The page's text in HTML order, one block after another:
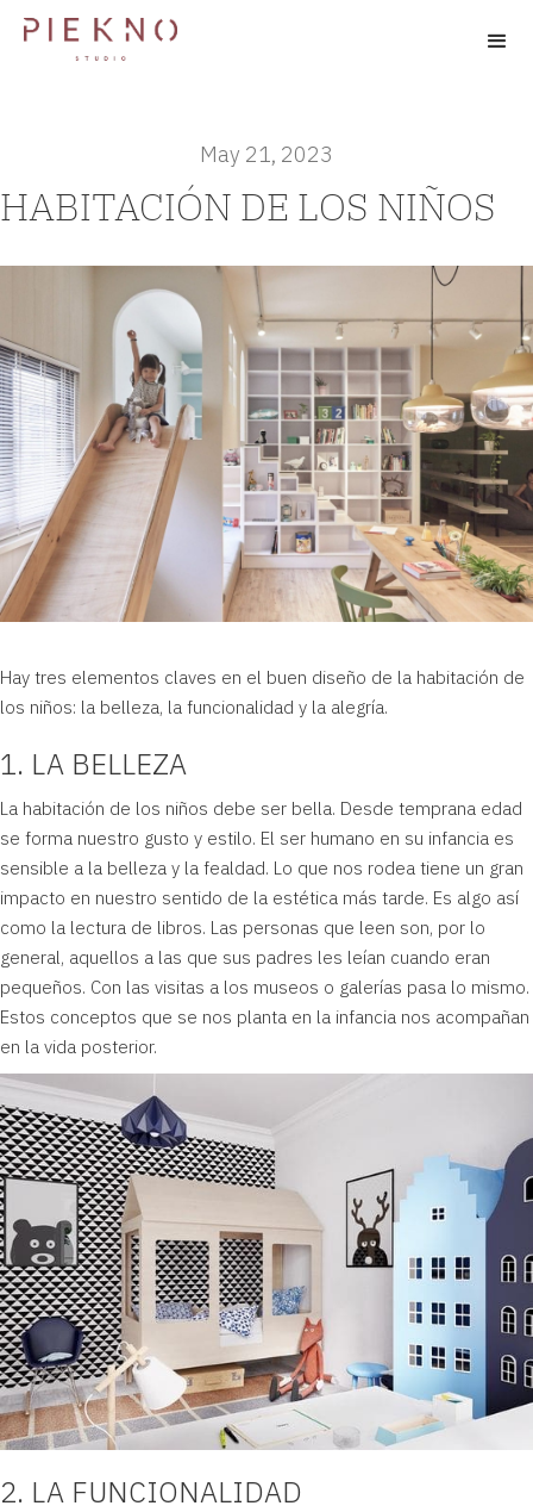
May 21, 2023
HABITACIÓN DE LOS NIÑOS
Hay tres elementos claves en el buen diseño de la habitación de
los niños: la belleza, la funcionalidad y la alegría.
1. LA BELLEZA
La habitación de los niños debe ser bella. Desde temprana edad
se forma nuestro gusto y estilo. El ser humano en su infancia es
sensible a la belleza y la fealdad. Lo que nos rodea tiene un gran
impacto en nuestro sentido de la estética más tarde. Es algo así
como la lectura de libros. Las personas que leen son, por lo
general, aquellos a las que sus padres les leían cuando eran
pequeños. Con las visitas a los museos o galerías pasa lo mismo.
Estos conceptos que se nos planta en la infancia nos acompañan
en la vida posterior.
2. LA FUNCIONALIDAD